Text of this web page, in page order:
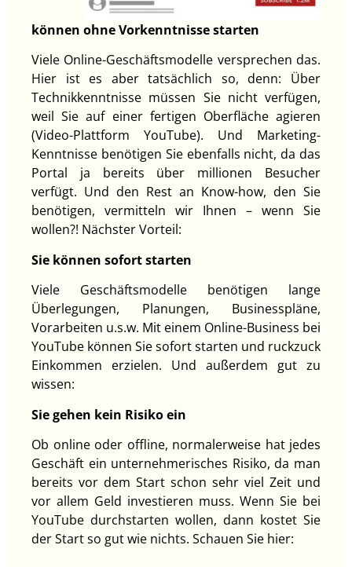
können ohne Vorkenntnisse starten
Viele Online-Geschäftsmodelle versprechen das.
Hier ist es aber tatsächlich so, denn: Über
Technikkenntnisse müssen Sie nicht verfügen,
weil Sie auf einer fertigen Oberfläche agieren
(Video-Plattform YouTube). Und Marketing-
Kenntnisse benötigen Sie ebenfalls nicht, da das
Portal ja bereits über millionen Besucher
verfügt. Und den Rest an Know-how, den Sie
benötigen, vermitteln wir Ihnen – wenn Sie
wollen?! Nächster Vorteil:
Sie können sofort starten
Viele Geschäftsmodelle benötigen lange
Überlegungen, Planungen, Businesspläne,
Vorarbeiten u.s.w. Mit einem Online-Business bei
YouTube können Sie sofort starten und ruckzuck
Einkommen erzielen. Und außerdem gut zu
wissen:
Sie gehen kein Risiko ein
Ob online oder offline, normalerweise hat jedes
Geschäft ein unternehmerisches Risiko, da man
bereits vor dem Start schon sehr viel Zeit und
vor allem Geld investieren muss. Wenn Sie bei
YouTube durchstarten wollen, dann kostet Sie
der Start so gut wie nichts. Schauen Sie hier: